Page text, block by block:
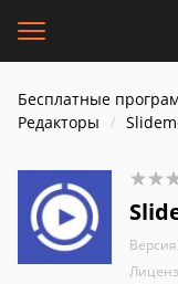
Бесплатные
Редакторы
Версия: